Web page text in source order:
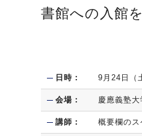
書館への入館
日時： 9月24日（
会場： 慶應義塾
講師： 概要欄の